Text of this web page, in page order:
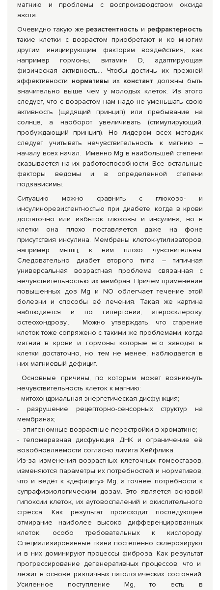
магнию и проблемы с воспроизводством оксида
азота.
Очевидно такую же резистентность и рефрактерность
такие клетки с возрастом приобретают и ко многим
другим инициирующим факторам воздействия, как
например гормоны, витамин D, адаптирующая
физическая активность… Чтобы достичь их прежней
эффективности нормативыих констант должны быть
значительно выше чем у молодых клеток. Из этого
следует, что с возрастом нам надо не уменьшать свою
активность (щадящий принцип) или пребывание на
солнце, а наоборот увеличивать (стимулирующий,
пробуждающий принцип). Но лидером всех методик
следует учитывать нечувствительность к магнию –
началу всех начал. Именно Mg в наибольшей степени
сказывается на их работоспособности. Все остальные
факторы ведомы и в определенной степени
подзависимы.
Ситуацию можно сравнить с глюкозо- и
инсулинорезистентностью при диабете, когда в крови
достаточно или избыток глюкозы и инсулина, но в
клетки она плохо поставляется даже на фоне
присутствия инсулина. Мембраны клеток-утилизаторов,
например мышц, к ним плохо чувствительны.
Следовательно диабет второго типа – типичная
универсальная возрастная проблема связанная с
нечувствительностью их мембран. Причём применение
повышенных доз Mg и NO облегчает течение этой
болезни и способы её лечения. Такая же картина
наблюдается и по гипертонии, атеросклерозу,
остеохондрозу… Можно утверждать, что старение
клеток тоже сопряжено с такими же проблемами, когда
магния в крови и гормоны которые его заводят в
клетки достаточно, но, тем не менее, наблюдается в
них магниевый дефицит.
Основные причины, по которым может возникнуть
нечувствительность клеток к магнию:
- митохондриальная энергетическая дисфункция;
- разрушение рецепторно-сенсорных структур на
мембранах;
- эпигеномные возрастные перестройки в хроматине;
- теломеразная дисфункция ДНК и ограничение её
возобновляемости согласно лимита Хейфлика.
Из-за изменения возрастных клеточных гомеостазов,
изменяются параметры их потребностей и нормативов,
что и ведёт к «дефициту» Mg, а точнее потребности к
супрафизиологическим дозам. Это является основой
гипоксии клеток, их аутовоспалений и окислительного
стресса. Как результат происходит последующее
отмирание наиболее высоко дифференцированных
клеток, особо требовательных к кислороду.
Специализированные ткани постепенно склерозируют
и в них доминируют процессы фиброза. Как результат
прогрессирование дегенеративных процессов, что и
лежит в основе различных патологических состояний.
Усиленное поступление Mg, то есть в